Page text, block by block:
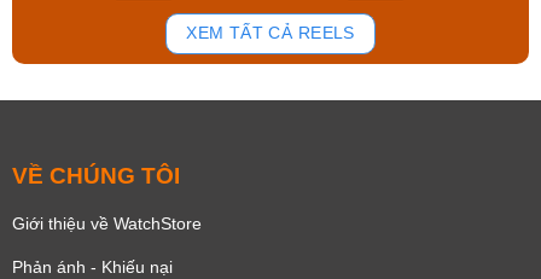
134
XEM TẤT CẢ REELS
VỀ CHÚNG TÔI
Giới thiệu về WatchStore
Phản ánh - Khiếu nại